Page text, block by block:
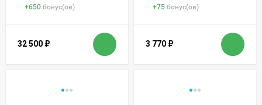
+650 бонус(ов)
32 500 ₽
+75 бонус(ов)
3 770 ₽